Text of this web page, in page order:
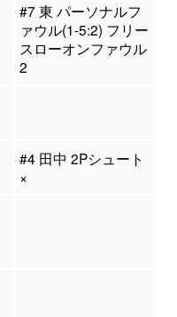
#7 東 パーソナルフ
ァウル(1-5:2) フリー
スローオンファウル
2
#4 田中 2Pシュート
×